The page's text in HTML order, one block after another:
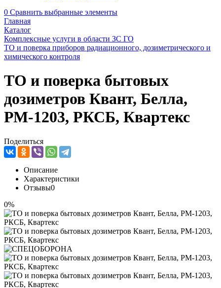
0 Сравнить выбранные элементы
Главная
Каталог
Комплексные услуги в области ЗС ГО
ТО и поверка приборов радиационного, дозиметрического и
химического контроля
ТО и поверка бытовых
дозиметров Квант, Белла,
РМ-1203, РКСБ, Квартекс
Поделиться
Описание
Характеристики
Отзывы0
0%